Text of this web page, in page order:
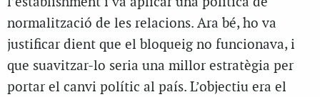
normalització de les relacions. Ara bé, ho va
justificar dient que el bloqueig no funcionava, i
que suavitzar-lo seria una millor estratègia per
portar el canvi polític al país. L’objectiu era el